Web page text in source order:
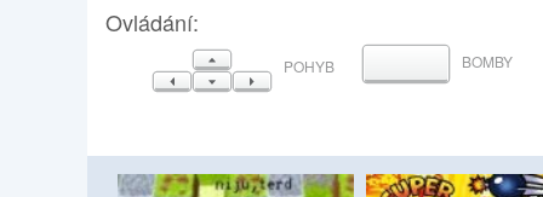
Ovládání:
NAHORU
VLEVODOLŮVPRAVO
POHYB MEZERNÍKBOMBY
Retro